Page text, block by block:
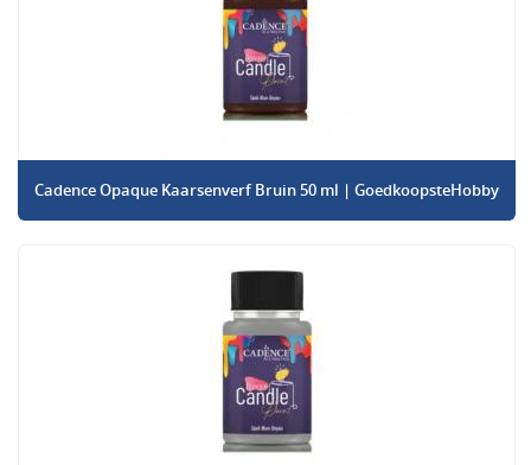
Cadence Opaque Kaarsenverf Bruin 50 ml | GoedkoopsteHobby